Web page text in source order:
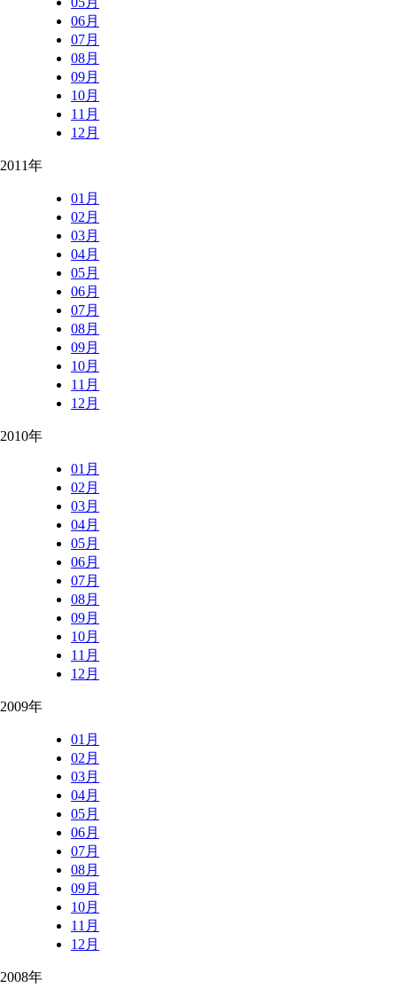
06月
07月
08月
09月
10月
11月
12月
2011年
01月
02月
03月
04月
05月
06月
07月
08月
09月
10月
11月
12月
2010年
01月
02月
03月
04月
05月
06月
07月
08月
09月
10月
11月
12月
2009年
01月
02月
03月
04月
05月
06月
07月
08月
09月
10月
11月
12月
2008年